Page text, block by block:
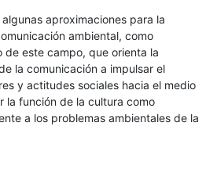
aproximaciones para la
ambiental, como
este campo, que orienta la
la comunicación a impulsar el
y actitudes sociales hacia el medio
la función de la cultura como
a los problemas ambientales de la